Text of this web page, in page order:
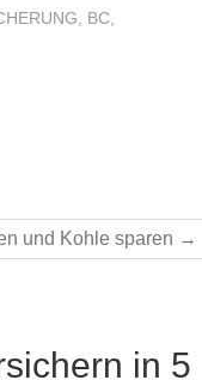
BC
und Kohle sparen →
in 5